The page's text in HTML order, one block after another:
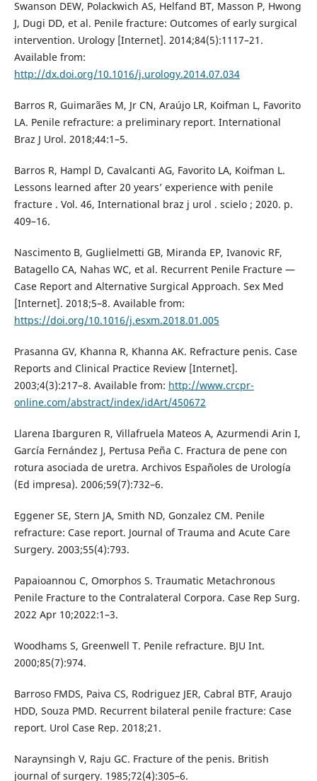
Swanson DEW, Polackwich AS, Helfand BT, Masson P, Hwong
J, Dugi DD, et al. Penile fracture: Outcomes of early surgical
intervention. Urology [Internet]. 2014;84(5):1117–21.
Available from:
http://dx.doi.org/10.1016/j.urology.2014.07.034
Barros R, Guimarães M, Jr CN, Araújo LR, Koifman L, Favorito
LA. Penile refracture: a preliminary report. International
Braz J Urol. 2018;44:1–5.
Barros R, Hampl D, Cavalcanti AG, Favorito LA, Koifman L.
Lessons learned after 20 years’ experience with penile
fracture . Vol. 46, International braz j urol . scielo ; 2020. p.
409–16.
Nascimento B, Guglielmetti GB, Miranda EP, Ivanovic RF,
Batagello CA, Nahas WC, et al. Recurrent Penile Fracture —
Case Report and Alternative Surgical Approach. Sex Med
[Internet]. 2018;5–8. Available from:
https://doi.org/10.1016/j.esxm.2018.01.005
Prasanna GV, Khanna R, Khanna AK. Refracture penis. Case
Reports and Clinical Practice Review [Internet].
2003;4(3):217–8. Available from: http://www.crcpr-
online.com/abstract/index/idArt/450672
Llarena Ibarguren R, Villafruela Mateos A, Azurmendi Arin I,
García Fernández J, Pertusa Peña C. Fractura de pene con
rotura asociada de uretra. Archivos Españoles de Urología
(Ed impresa). 2006;59(7):732–6.
Eggener SE, Stern JA, Smith ND, Gonzalez CM. Penile
refracture: Case report. Journal of Trauma and Acute Care
Surgery. 2003;55(4):793.
Papaioannou C, Omorphos S. Traumatic Metachronous
Penile Fracture to the Contralateral Corpora. Case Rep Surg.
2022 Apr 10;2022:1–3.
Woodhams S, Greenwell T. Penile refracture. BJU Int.
2000;85(7):974.
Barroso FMDS, Paiva CS, Rodriguez JER, Cabral BTF, Araujo
HDD, Souza PMD. Recurrent bilateral penile fracture: Case
report. Urol Case Rep. 2018;21.
Naraynsingh V, Raju GC. Fracture of the penis. British
journal of surgery. 1985;72(4):305–6.